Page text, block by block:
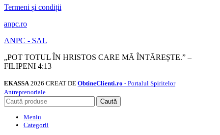
Termeni și condiții
anpc.ro
ANPC - SAL
„POT TOTUL ÎN HRISTOS CARE MĂ ÎNTĂREȘTE.” –
FILIPENI 4:13
EKASSA 2026 CREAT DE ObtineClienti.ro - Portalul Spiritelor
Antreprenoriale.
Caută
Meniu
Categorii